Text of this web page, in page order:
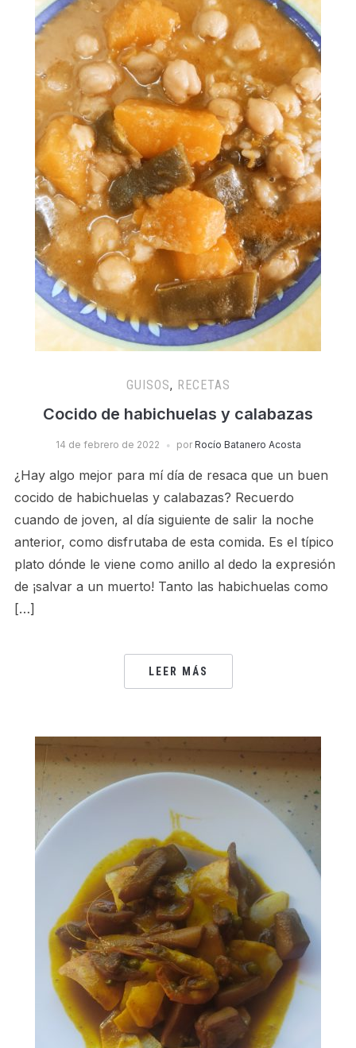
GUISOS, RECETAS
Cocido de habichuelas y calabazas
14 de febrero de 2022 por Rocío Batanero Acosta
¿Hay algo mejor para mí día de resaca que un buen
cocido de habichuelas y calabazas? Recuerdo
cuando de joven, al día siguiente de salir la noche
anterior, como disfrutaba de esta comida. Es el típico
plato dónde le viene como anillo al dedo la expresión
de ¡salvar a un muerto! Tanto las habichuelas como
[…]
LEER MÁS